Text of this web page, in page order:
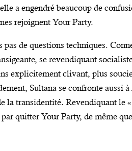
a engendré beaucoup de
rejoignent Your Party.
pas de questions techniques.
se revendiquant
explicitement clivant, plus
Sultana se confronte aussi
la transidentité. Revendiquant le «
quitter Your Party, de même